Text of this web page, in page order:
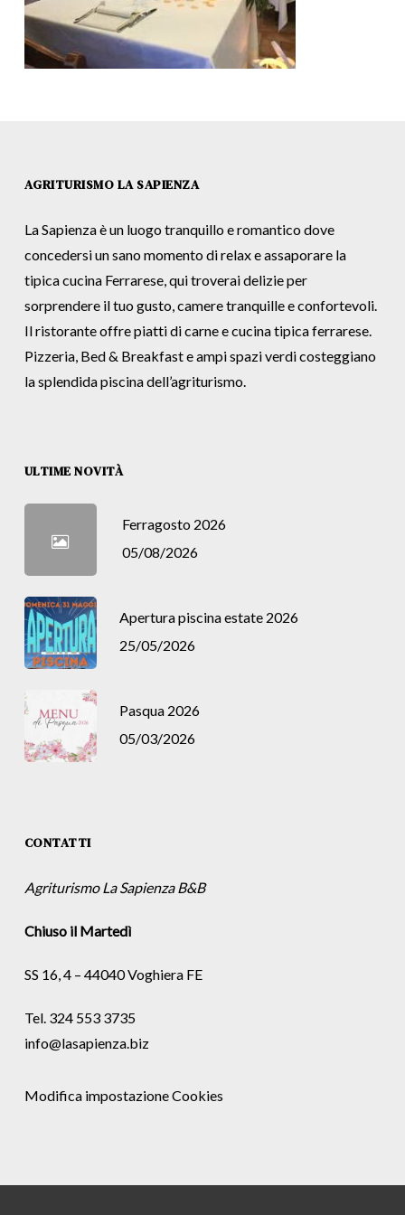
AGRITURISMO LA SAPIENZA
La Sapienza è un luogo tranquillo e romantico dove
concedersi un sano momento di relax e assaporare la
tipica cucina Ferrarese, qui troverai delizie per
sorprendere il tuo gusto, camere tranquille e confortevoli.
Il ristorante offre piatti di carne e cucina tipica ferrarese.
Pizzeria, Bed & Breakfast e ampi spazi verdi costeggiano
la splendida piscina dell’agriturismo.
ULTIME NOVITÀ
Ferragosto 2026
05/08/2026
Apertura piscina estate 2026
25/05/2026
Pasqua 2026
05/03/2026
CONTATTI
Agriturismo La Sapienza B&B
Chiuso il Martedì
SS 16, 4 – 44040 Voghiera FE
Tel. 324 553 3735
info@lasapienza.biz
Modifica impostazione Cookies